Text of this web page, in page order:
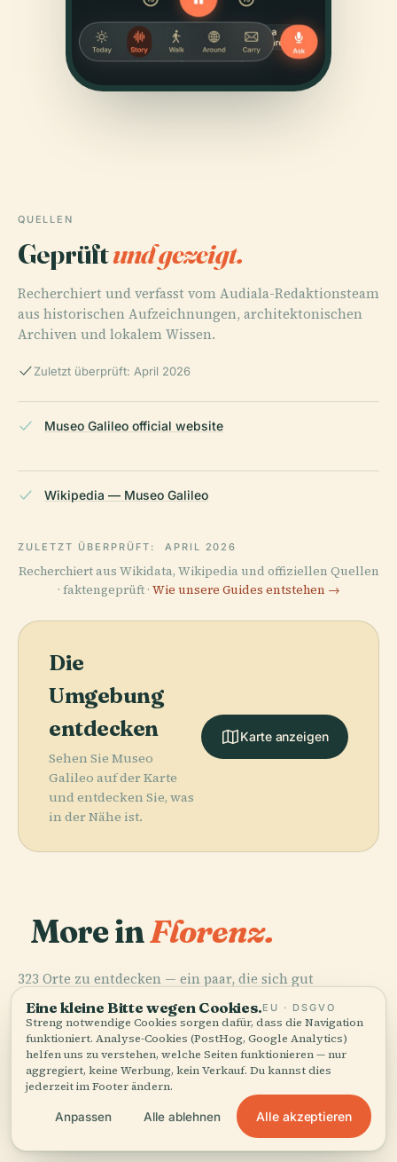
QUELLEN
Geprüftund gezeigt.
Recherchiert und verfasst vom Audiala-Redaktionsteam
aus historischen Aufzeichnungen, architektonischen
Archiven und lokalem Wissen.
Zuletzt überprüft: April 2026
Museo Galileo official website
Wikipedia — Museo Galileo
ZULETZT ÜBERPRÜFT: APRIL 2026
Recherchiert aus Wikidata, Wikipedia und offiziellen Quellen
· faktengeprüft · Wie unsere Guides entstehen →
Die
Umgebung
entdecken
Sehen Sie Museo
Galileo auf der Karte
und entdecken Sie, was
in der Nähe ist.
Karte anzeigen
More inFlorenz.
323 Orte zu entdecken — ein paar, die sich gut
kombinieren lassen.
PLACE
Uffizien
PLACE
Kathedrale Von
Florenz
PLACE
Santa Croce
PLACE
Uffizien
Museum
Alle 323 Orte in Florenz
Eine kleine Bitte wegen Cookies.EU · DSGVO
Streng notwendige Cookies sorgen dafür, dass die Navigation
funktioniert. Analyse-Cookies (PostHog, Google Analytics)
helfen uns zu verstehen, welche Seiten funktionieren — nur
aggregiert, keine Werbung, kein Verkauf. Du kannst dies
jederzeit im Footer ändern.
Anpassen Alle ablehnen Alle akzeptieren